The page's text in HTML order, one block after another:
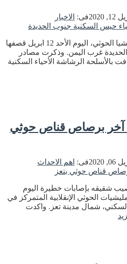
12, 2020 فى: الاخبار
المواطن/ الحديدة جددت مليشيا الحوثي، اليوم الأحد 12 ابريل قصفها
غرب اليمن. وذكرت مصادر
بالأسلحة الرشاشة الأحياء السكنية
آخر برصاص قناص حوثي
06, 2020 فى: اهم الاحداث
شقيقه بإصابات خطيرة اليوم
الحوثي الإنقلابية المتمركز في
شمال مدينة تعز. واكدت